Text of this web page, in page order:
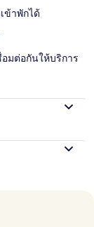
ข้าพักได้
มต่อกันให้บริการ